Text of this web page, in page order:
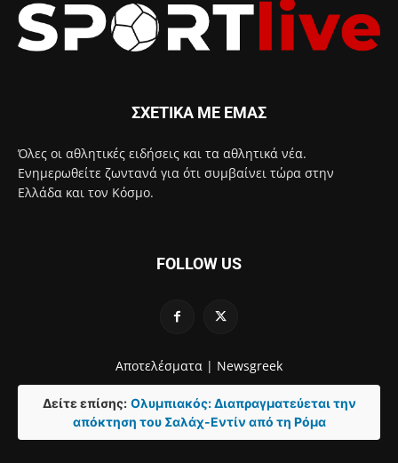
ΣΧΕΤΙΚΑ ΜΕ ΕΜΑΣ
Όλες οι αθλητικές ειδήσεις και τα αθλητικά νέα.
Ενημερωθείτε ζωντανά για ότι συμβαίνει τώρα στην
Ελλάδα και τον Κόσμο.
FOLLOW US
Αποτελέσματα | Newsgreek
Δείτε επίσης: Ολυμπιακός: Διαπραγματεύεται την
απόκτηση του Σαλάχ-Εντίν από τη Ρόμα